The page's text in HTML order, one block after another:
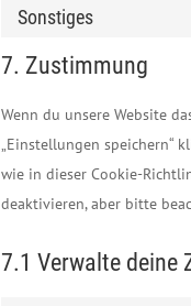
Sonstiges
7. Zustimmung
Wenn du unsere Website
„Einstellungen speichern“
wie in dieser Cookie-
deaktivieren, aber bitte
7.1 Verwalte deine